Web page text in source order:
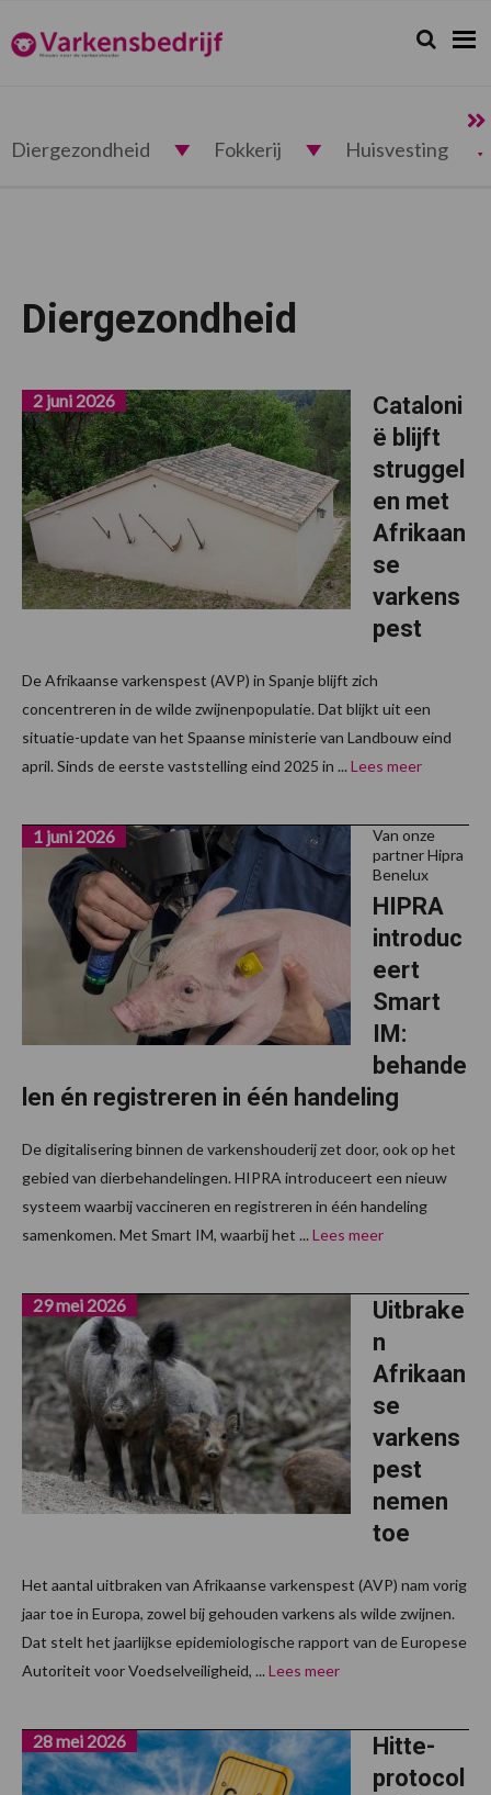
de
hoofdnavigatie
de
hoofd
de
voettekst
Varkensbedrijf.nl Zoeken...
Zoek
Diergezondheid Fokkerij Huisvesting
Diergezondheid
Cataloni
ë blijft
struggel
en met
Afrikaan
se
varkens
pest
2 juni 2026
De Afrikaanse varkenspest (AVP) in Spanje blijft zich
concentreren in de wilde zwijnenpopulatie. Dat blijkt uit een
situatie-update van het Spaanse ministerie van Landbouw eind
april. Sinds de eerste vaststelling eind 2025 in ... Lees meer
Van onze
partner Hipra
Benelux
HIPRA
introduc
eert
Smart
IM:
behande
len én registreren in één handeling
1 juni 2026
De digitalisering binnen de varkenshouderij zet door, ook op het
gebied van dierbehandelingen. HIPRA introduceert een nieuw
systeem waarbij vaccineren en registreren in één handeling
samenkomen. Met Smart IM, waarbij het ... Lees meer
Uitbrake
n
Afrikaan
se
varkens
pest
nemen
toe
29 mei 2026
Het aantal uitbraken van Afrikaanse varkenspest (AVP) nam vorig
jaar toe in Europa, zowel bij gehouden varkens als wilde zwijnen.
Dat stelt het jaarlijkse epidemiologische rapport van de Europese
Autoriteit voor Voedselveiligheid, ... Lees meer
Hitte-
protocol
28 mei 2026